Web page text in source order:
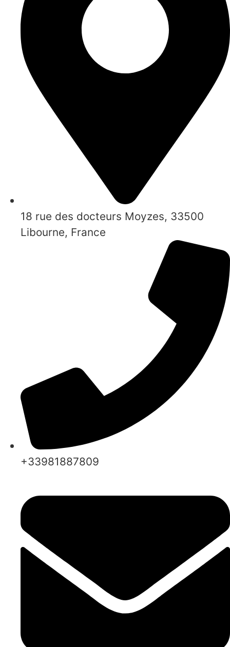
18 rue des docteurs Moyzes, 33500
Libourne, France
+33981887809